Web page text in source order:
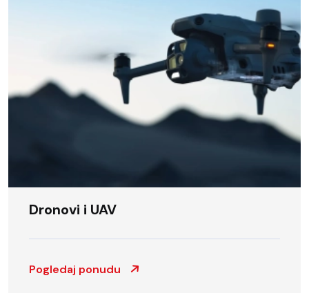
Dronovi i UAV
Pogledaj ponudu